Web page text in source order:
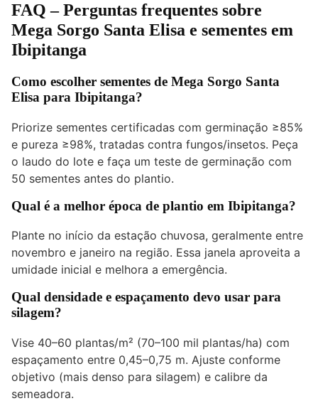
FAQ – Perguntas frequentes sobre
Mega Sorgo Santa Elisa e sementes em
Ibipitanga
Como escolher sementes de Mega Sorgo Santa
Elisa para Ibipitanga?
Priorize sementes certificadas com germinação ≥85%
e pureza ≥98%, tratadas contra fungos/insetos. Peça
o laudo do lote e faça um teste de germinação com
50 sementes antes do plantio.
Qual é a melhor época de plantio em Ibipitanga?
Plante no início da estação chuvosa, geralmente entre
novembro e janeiro na região. Essa janela aproveita a
umidade inicial e melhora a emergência.
Qual densidade e espaçamento devo usar para
silagem?
Vise 40–60 plantas/m² (70–100 mil plantas/ha) com
espaçamento entre 0,45–0,75 m. Ajuste conforme
objetivo (mais denso para silagem) e calibre da
semeadora.